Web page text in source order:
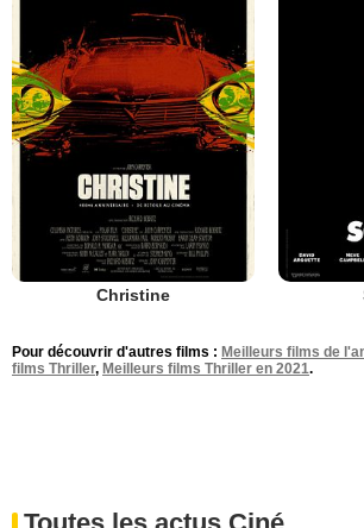
Christine
Pour découvrir d'autres films : Meilleurs films de
films Thriller, Meilleurs films Thriller en 2021.